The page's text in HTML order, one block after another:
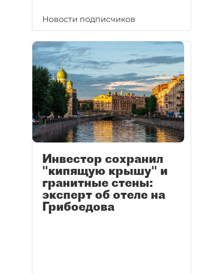
Новости подписчиков
Инвестор сохранил
"кипящую крышу" и
гранитные стены:
эксперт об отеле на
Грибоедова